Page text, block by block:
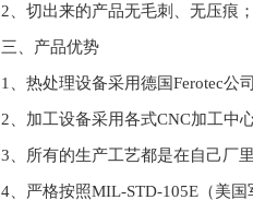
2、切出来的产品无毛刺、无压痕；
三、产品优势
1、热处理设备采用德国Ferotec公
2、加工设备采用各式CNC加工中
3、所有的生产工艺都是在自己厂
4、严格按照MIL-STD-105E（美